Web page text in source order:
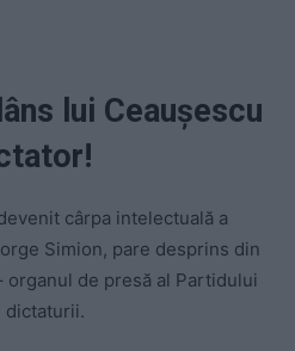
lui Ceaușescu
cârpa intelectuală a
Simion, pare desprins din
organul de presă al Partidului
dictaturii.